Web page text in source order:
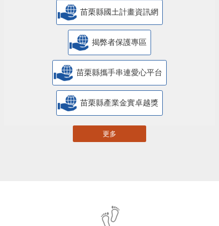
苗栗縣國土計畫資訊網
揭弊者保護專區
苗栗縣攜手串連愛心平台
苗栗縣產業金實卓越獎
更多